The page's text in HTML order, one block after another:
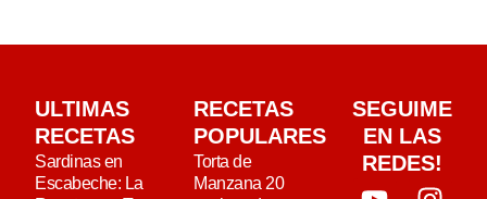
ULTIMAS
RECETAS
Sardinas en
Escabeche: La
RECETAS
POPULARES
Torta de
Manzana 20
SEGUIME
EN LAS
REDES!